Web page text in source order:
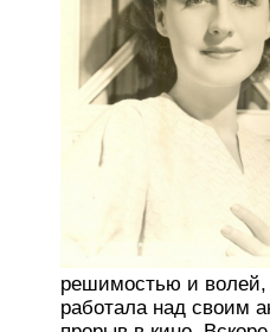
решимостью и волей,
работала над своим